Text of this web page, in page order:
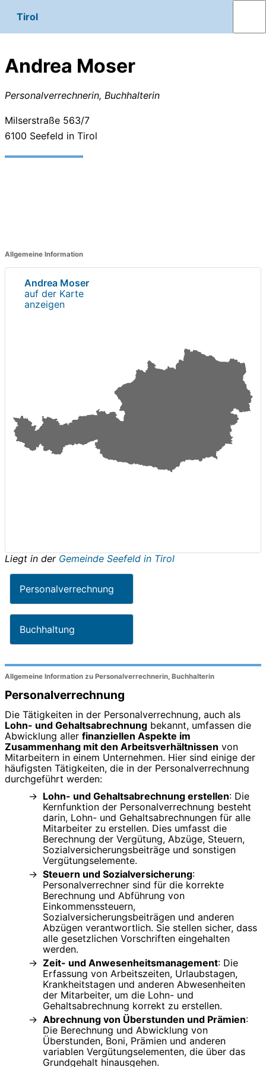
Tirol
Andrea Moser
Personalverrechnerin, Buchhalterin
Milserstraße 563/7
6100 Seefeld in Tirol
Allgemeine Information
Andrea Moser
auf der Karte
anzeigen
Liegt in der Gemeinde Seefeld in Tirol
Personalverrechnung
Buchhaltung
Allgemeine Information zu Personalverrechnerin, Buchhalterin
Personalverrechnung
Die Tätigkeiten in der Personalverrechnung, auch als
Lohn- und Gehaltsabrechnung bekannt, umfassen die
Abwicklung aller finanziellen Aspekte im
Zusammenhang mit den Arbeitsverhältnissen von
Mitarbeitern in einem Unternehmen. Hier sind einige der
häufigsten Tätigkeiten, die in der Personalverrechnung
durchgeführt werden:
Lohn- und Gehaltsabrechnung erstellen: Die
Kernfunktion der Personalverrechnung besteht
darin, Lohn- und Gehaltsabrechnungen für alle
Mitarbeiter zu erstellen. Dies umfasst die
Berechnung der Vergütung, Abzüge, Steuern,
Sozialversicherungsbeiträge und sonstigen
Vergütungselemente.
Steuern und Sozialversicherung:
Personalverrechner sind für die korrekte
Berechnung und Abführung von
Einkommenssteuern,
Sozialversicherungsbeiträgen und anderen
Abzügen verantwortlich. Sie stellen sicher, dass
alle gesetzlichen Vorschriften eingehalten
werden.
Zeit- und Anwesenheitsmanagement: Die
Erfassung von Arbeitszeiten, Urlaubstagen,
Krankheitstagen und anderen Abwesenheiten
der Mitarbeiter, um die Lohn- und
Gehaltsabrechnung korrekt zu erstellen.
Abrechnung von Überstunden und Prämien:
Die Berechnung und Abwicklung von
Überstunden, Boni, Prämien und anderen
variablen Vergütungselementen, die über das
Grundgehalt hinausgehen.